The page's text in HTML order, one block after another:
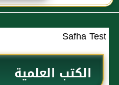
Safha Test
الكتب العلمية